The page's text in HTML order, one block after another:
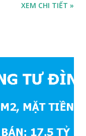
năm 2020, hạ tầng
đường Cổ Linh và
xây căn hộ cho
XEM CHI TIẾT »